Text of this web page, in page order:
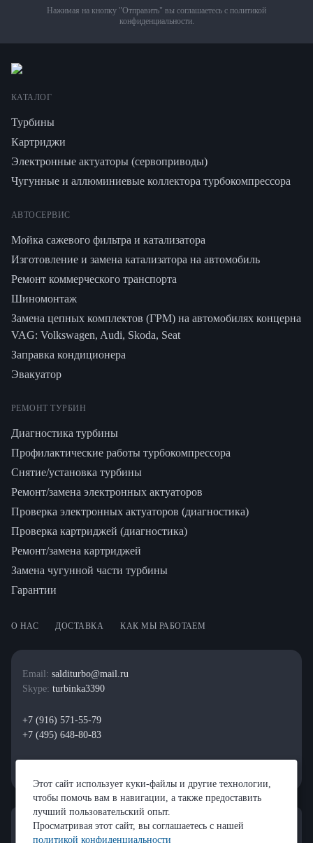
Нажимая на кнопку "Отправить" вы соглашаетесь с политикой
конфиденциальности.
КАТАЛОГ
Турбины
Картриджи
Электронные актуаторы (сервоприводы)
Чугунные и аллюминиевые коллектора турбокомпрессора
АВТОСЕРВИС
Мойка сажевого фильтра и катализатора
Изготовление и замена катализатора на автомобиль
Ремонт коммерческого транспорта
Шиномонтаж
Замена цепных комплектов (ГРМ) на автомобилях концерна
VAG: Volkswagen, Audi, Skoda, Seat
Заправка кондиционера
Эвакуатор
РЕМОНТ ТУРБИН
Диагностика турбины
Профилактические работы турбокомпрессора
Снятие/установка турбины
Ремонт/замена электронных актуаторов
Проверка электронных актуаторов (диагностика)
Проверка картриджей (диагностика)
Ремонт/замена картриджей
Замена чугунной части турбины
Гарантии
О НАС ДОСТАВКА КАК МЫ РАБОТАЕМ
Email: salditurbo@mail.ru
Skype: turbinka3390
+7 (916) 571-55-79
+7 (495) 648-80-83
Этот сайт использует куки-файлы и другие технологии,
чтобы помочь вам в навигации, а также предоставить
лучший пользовательский опыт.
Просматривая этот сайт, вы соглашаетесь с нашей
политикой конфиденциальности